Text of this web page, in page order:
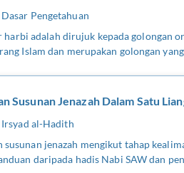
Dasar Pengetahuan
harbi adalah dirujuk kepada golongan
Islam dan merupakan golongan
Susunan Jenazah Dalam Satu
Irsyad al-Hadith
susunan jenazah mengikut tahap
daripada hadis Nabi SAW dan